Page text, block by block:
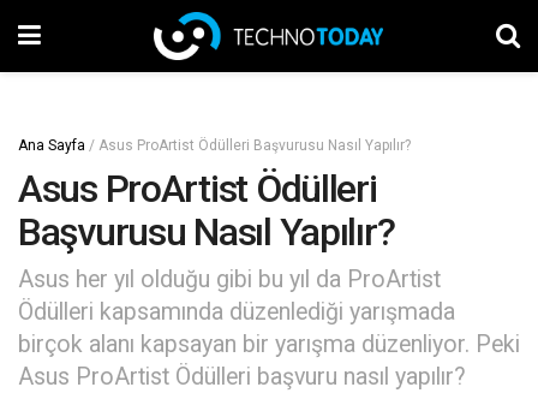
Ana Sayfa / Asus ProArtist Ödülleri Başvurusu Nasıl Yapılır?
Asus ProArtist Ödülleri
Başvurusu Nasıl Yapılır?
Asus her yıl olduğu gibi bu yıl da ProArtist
Ödülleri kapsamında düzenlediği yarışmada
birçok alanı kapsayan bir yarışma düzenliyor. Peki
Asus ProArtist Ödülleri başvuru nasıl yapılır?